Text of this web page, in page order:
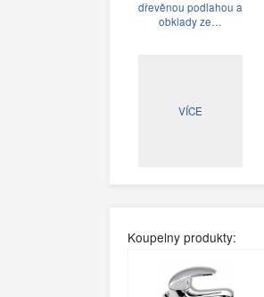
dřevěnou podlahou a
obklady ze…
VÍCE
Koupelny produkty: